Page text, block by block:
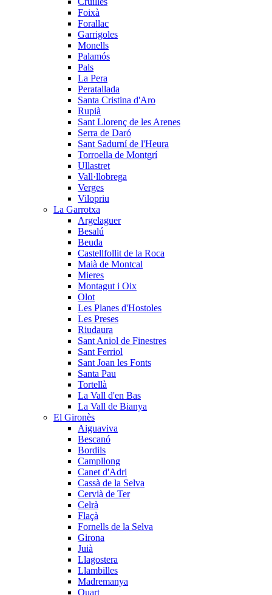
Foixà
Forallac
Garrigoles
Monells
Palamós
Pals
La Pera
Peratallada
Santa Cristina d'Aro
Rupià
Sant Llorenç de les Arenes
Serra de Daró
Sant Sadurní de l'Heura
Torroella de Montgrí
Ullastret
Vall·llobrega
Verges
Vilopriu
La Garrotxa
Argelaguer
Besalú
Beuda
Castellfollit de la Roca
Maià de Montcal
Mieres
Montagut i Oix
Olot
Les Planes d'Hostoles
Les Preses
Riudaura
Sant Aniol de Finestres
Sant Ferriol
Sant Joan les Fonts
Santa Pau
Tortellà
La Vall d'en Bas
La Vall de Bianya
El Gironès
Aiguaviva
Bescanó
Bordils
Campllong
Canet d'Adri
Cassà de la Selva
Cervià de Ter
Celrà
Flaçà
Fornells de la Selva
Girona
Juià
Llagostera
Llambilles
Madremanya
Quart